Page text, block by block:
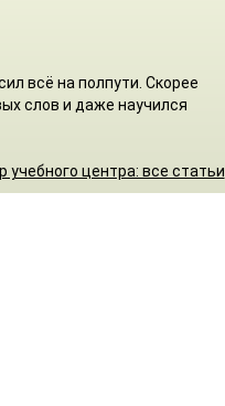
всё на полпути. Скорее
слов и даже научился
учебного центра: все статьи